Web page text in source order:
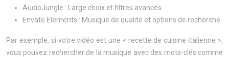
AudioJungle : Large choix et filtres avancés.
Envato Elements : Musique de qualité et options de recherche.
Par exemple, si votre vidéo est une « recette de cuisine italienne »,
vous pouvez rechercher de la musique avec des mots-clés comme